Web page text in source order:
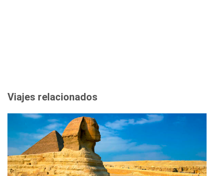
Viajes relacionados